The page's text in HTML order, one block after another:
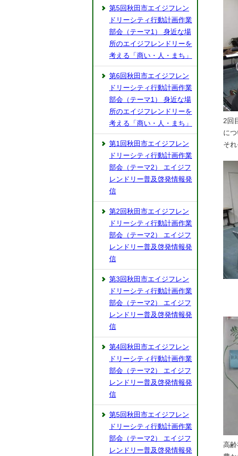
2回
に
そ
高
第5回秋田市エイジフレン
ドリーシティ行動計画作業
部会（テーマ1） 身近な場
所のエイジフレンドリーを
考える「商い・人・まち」
第6回秋田市エイジフレン
ドリーシティ行動計画作業
部会（テーマ1） 身近な場
所のエイジフレンドリーを
考える「商い・人・まち」
第1回秋田市エイジフレン
ドリーシティ行動計画作業
部会（テーマ2） エイジフ
レンドリー普及啓発情報発
信
第2回秋田市エイジフレン
ドリーシティ行動計画作業
部会（テーマ2） エイジフ
レンドリー普及啓発情報発
信
第3回秋田市エイジフレン
ドリーシティ行動計画作業
部会（テーマ2） エイジフ
レンドリー普及啓発情報発
信
第4回秋田市エイジフレン
ドリーシティ行動計画作業
部会（テーマ2） エイジフ
レンドリー普及啓発情報発
信
第5回秋田市エイジフレン
ドリーシティ行動計画作業
部会（テーマ2） エイジフ
レンドリー普及啓発情報発